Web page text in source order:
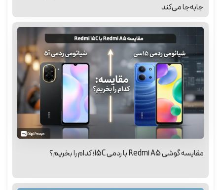
جابه‌جا می‌کند
مقایسه گوشی Redmi A5 با ردمی 15C؛ کدام را بخریم؟